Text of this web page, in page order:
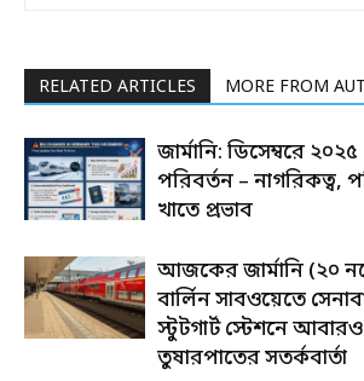
RELATED ARTICLES MORE FROM
জার্মানি: ডিসেম্বরে
পরিবর্তন – নাগরিকত্ব,
খাতে প্রভাব
আজকের জার্মানি (২০
বার্লিন সাবওয়েতে
স্টুটগার্ট স্টেশনে
তুষারপাতের সতর্কবার্তা